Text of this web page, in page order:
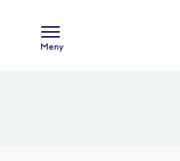
Meny